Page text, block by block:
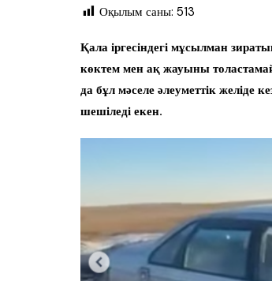
Оқылым саны: 513
Қала іргесіндегі мұсылман
көктем мен ақ жауыны
да бұл мәселе әлеуметтік желіде
шешіледі екен.